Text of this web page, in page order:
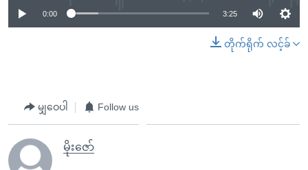
0:00 3:25
တိုက်ရိုက် လင့်ခ်
မျှဝေပါ Follow us
မိုးဇော်